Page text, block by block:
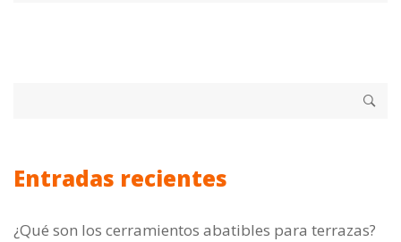
Entradas recientes
¿Qué son los cerramientos abatibles para terrazas?